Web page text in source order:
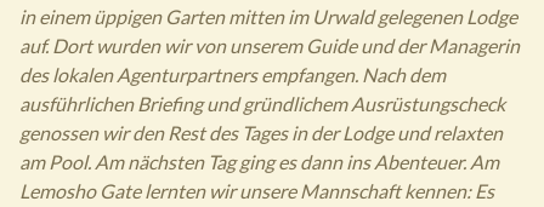
in einem üppigen Garten mitten im Urwald gelegenen Lodge
auf. Dort wurden wir von unserem Guide und der Managerin
des lokalen Agenturpartners empfangen. Nach dem
ausführlichen Briefing und gründlichem Ausrüstungscheck
genossen wir den Rest des Tages in der Lodge und relaxten
am Pool. Am nächsten Tag ging es dann ins Abenteuer. Am
Lemosho Gate lernten wir unsere Mannschaft kennen: Es